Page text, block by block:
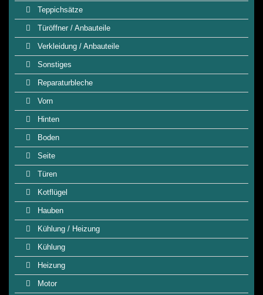
Teppichsätze
Türöffner / Anbauteile
Verkleidung / Anbauteile
Sonstiges
Reparaturbleche
Vorn
Hinten
Boden
Seite
Türen
Kotflügel
Hauben
Kühlung / Heizung
Kühlung
Heizung
Motor